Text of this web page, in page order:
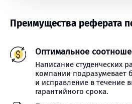
Преимущества реферата
Оптимальное
Написание студенческих
компании подразумевает
и исправление в течение
гарантийного срока.